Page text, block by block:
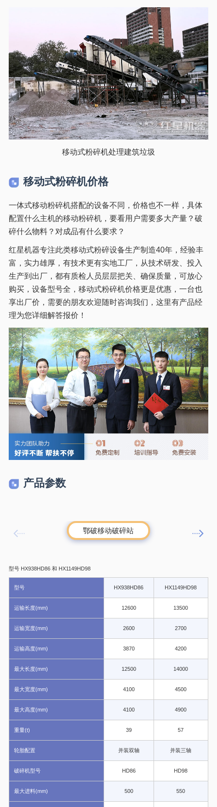
移动式粉碎机处理建筑垃圾
移动式粉碎机价格
一体式移动粉碎机搭配的设备不同，价格也不一样，具体
配置什么主机的移动粉碎机，要看用户需要多大产量？破
碎什么物料？对成品有什么要求？
红星机器专注此类移动式粉碎设备生产制造40年，经验丰
富，实力雄厚，有技术更有实地工厂，从技术研发、投入
生产到出厂，都有质检人员层层把关、确保质量，可放心
购买，设备型号全，移动式粉碎机价格更是优惠，一台也
享出厂价，需要的朋友欢迎随时咨询我们，这里有产品经
理为您详细解答报价！
产品参数
鄂破移动破碎站
型号 HX938HD86 和 HX1149HD98
型号 HX938HD86 HX1149HD98
运输长度(mm) 12600 13500
运输宽度(mm) 2600 2700
运输高度(mm) 3870 4200
最大长度(mm) 12500 14000
最大宽度(mm) 4100 4500
最大高度(mm) 4100 4900
重量(t) 39 57
轮胎配置 并装双轴 并装三轴
破碎机型号 HD86 HD98
最大进料(mm) 500 550